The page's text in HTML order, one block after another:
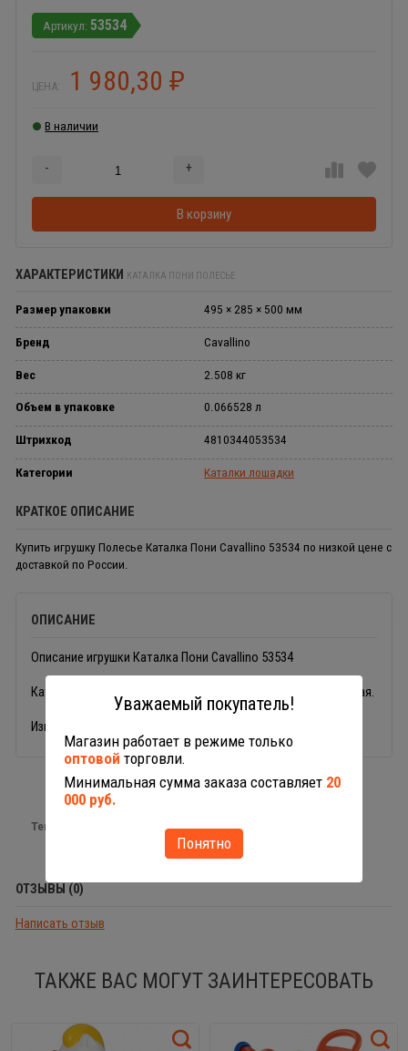
53534
ЦЕНА: 1 980,30 ₽
В наличии
- +
В корзину
ХАРАКТЕРИСТИКИ КАТАЛКА ПОНИ ПОЛЕСЬЕ
Размер упаковки 495 × 285 × 500 мм
Бренд Cavallino
Вес 2.508 кг
Объем в упаковке 0.066528 л
Штрихкод 4810344053534
Категории Каталки лошадки
КРАТКОЕ ОПИСАНИЕ
Купить игрушку Полесье Каталка Пони Cavallino 53534 по низкой цене с
доставкой по России.
ОПИСАНИЕ
Описание игрушки Каталка Пони Cavallino 53534
Каталка лошадка Пони Полесье. Устойчивая и очень прочная.
Изготовлено из пластика.
Теги:
ОТЗЫВЫ (0)
Написать отзыв
ТАКЖЕ ВАС МОГУТ ЗАИНТЕРЕСОВАТЬ
Уважаемый покупатель!
Магазин работает в режиме только
оптовой торговли.
Минимальная сумма заказа составляет 20
000 руб.
Понятно